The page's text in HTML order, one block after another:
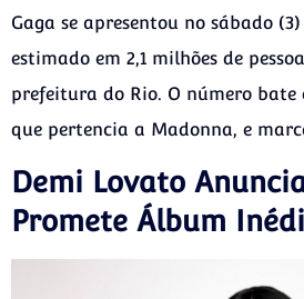
Gaga se apresentou no sábado
estimado em 2,1 milhões de
prefeitura do Rio. O número bate
que pertencia a Madonna, e
Demi Lovato
Promete Álbum